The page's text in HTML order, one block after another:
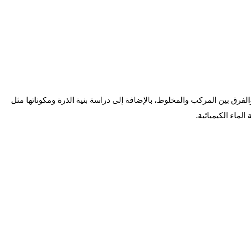
بين المركب والمخلوط، بالإضافة إلى دراسة بنية الذرة ومكوناتها مثل
الكيميائية.